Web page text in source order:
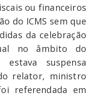
ou financeiros
do ICMS sem que
da celebração
no âmbito do
estava suspensa
relator, ministro
referendada em